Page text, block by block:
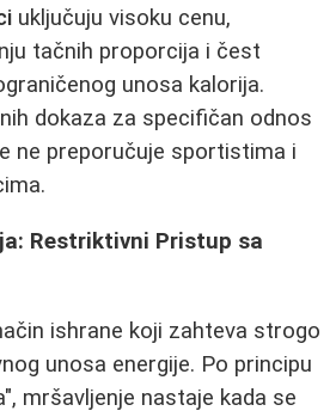
uključuju visoku cenu,
tačnih proporcija i čest
unosa kalorija.
dokaza za specifičan odnos
ne preporučuje sportistima i
Restriktivni Pristup sa
ishrane koji zahteva strogo
unosa energije. Po principu
mršavljenje nastaje kada se